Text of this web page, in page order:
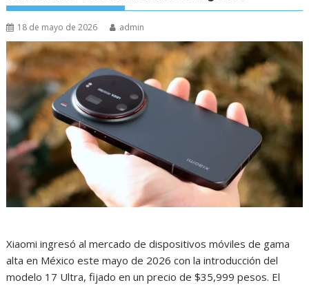
18 de mayo de 2026 admin
Xiaomi ingresó al mercado de dispositivos móviles de gama
alta en México este mayo de 2026 con la introducción del
modelo 17 Ultra, fijado en un precio de $35,999 pesos. El